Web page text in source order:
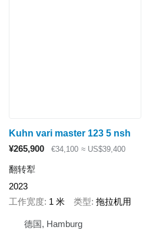
Kuhn vari master 123 5 nsh
¥265,900
€34,100 ≈ US$39,400
翻转犁
2023
工作宽度 1 米 类型 拖拉机用
德国, Hamburg